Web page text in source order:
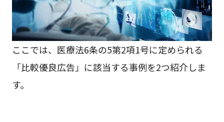
ここでは、医療法6条の5第2項1号に定められる
「比較優良広告」に該当する事例を2つ紹介しま
す。